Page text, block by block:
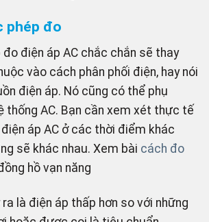
phép đo
điện áp AC chắc chắn sẽ thay
vào cách phân phối điện, hay nói
điện áp. Nó cũng có thể phụ
thống AC. Bạn cần xem xét thực tế
áp AC ở các thời điểm khác
sẽ khác nhau. Xem bài cách đo
hồ vạn năng
là điện áp thấp hơn so với những